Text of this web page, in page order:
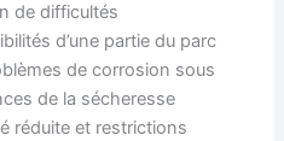
de difficultés
d’une partie du parc
de corrosion sous
de la sécheresse
réduite et restrictions